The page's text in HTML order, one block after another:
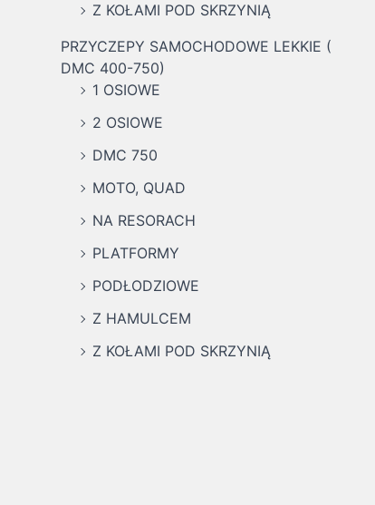
Z KOŁAMI POD SKRZYNIĄ
PRZYCZEPY SAMOCHODOWE LEKKIE (
DMC 400-750)
1 OSIOWE
2 OSIOWE
DMC 750
MOTO, QUAD
NA RESORACH
PLATFORMY
PODŁODZIOWE
Z HAMULCEM
Z KOŁAMI POD SKRZYNIĄ